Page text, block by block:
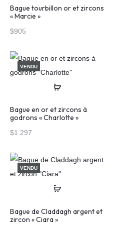
Bague tourbillon or et zircons
« Marcie »
$905
VENDU
Bague en or et zircons à
godrons « Charlotte »
$1 297
VENDU
Bague de Claddagh argent et
zircon « Ciara »